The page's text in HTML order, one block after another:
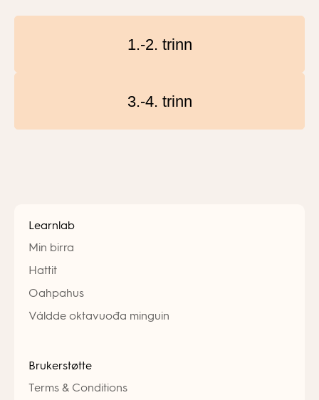
1.-2. trinn
3.-4. trinn
Learnlab
Min birra
Hattit
Oahpahus
Váldde oktavuođa minguin
Brukerstøtte
Terms & Conditions